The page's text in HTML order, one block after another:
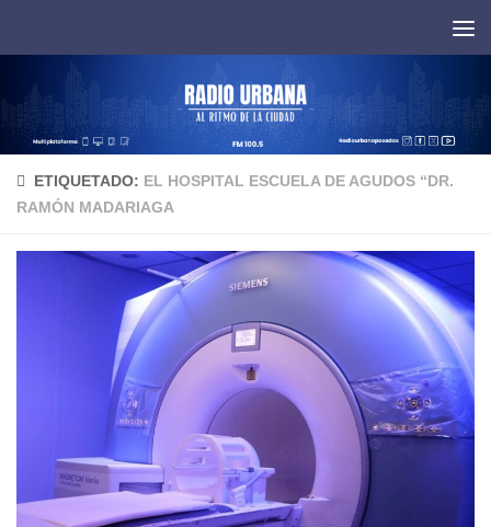
ETIQUETADO: EL HOSPITAL ESCUELA DE AGUDOS “DR.
RAMÓN MADARIAGA